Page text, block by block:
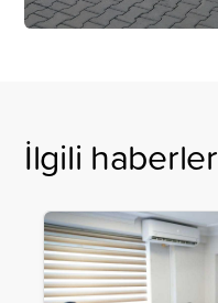
İlgili haberler